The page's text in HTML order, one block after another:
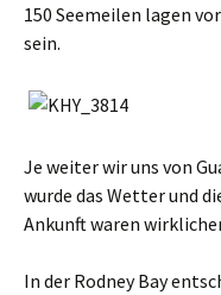
150 Seemeilen lagen
sein.
Je weiter wir uns von
wurde das Wetter und
Ankunft waren
In der Rodney Bay